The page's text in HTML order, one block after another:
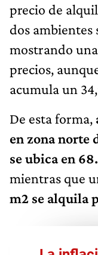
precio de
dos ambientes
mostrando
precios,
acumula un
De esta forma,
en zona norte
se ubica en
mientras que
m2 se alquila